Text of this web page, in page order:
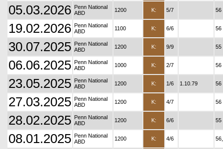
05.03.2026 Penn National
ABD
1200 K: 5/7 56
19.02.2026 Penn National
ABD
1100 K: 6/6 56
30.07.2025 Penn National
ABD
1200 K: 9/9 55
06.06.2025 Penn National
ABD
1000 K: 2/7 56
23.05.2025 Penn National
ABD
1200 K: 1/6 1.10.79 56
27.03.2025 Penn National
ABD
1200 K: 4/7 56
28.02.2025 Penn National
ABD
1200 K: 6/6 55
08.01.2025 Penn National
ABD
1200 K: 4/6